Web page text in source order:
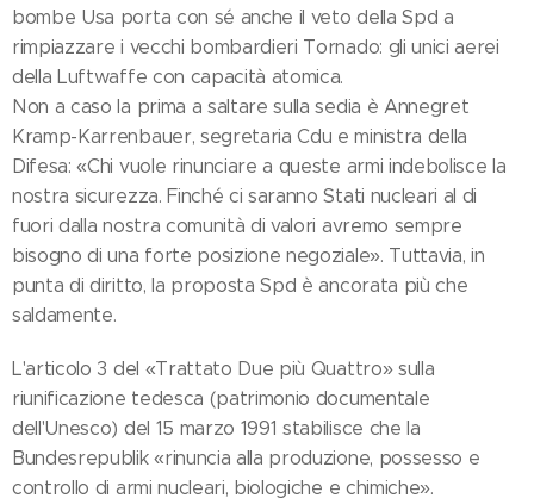
bombe Usa porta con sé anche il veto della Spd a
rimpiazzare i vecchi bombardieri Tornado: gli unici aerei
della Luftwaffe con capacità atomica.
Non a caso la prima a saltare sulla sedia è Annegret
Kramp-Karrenbauer, segretaria Cdu e ministra della
Difesa: «Chi vuole rinunciare a queste armi indebolisce la
nostra sicurezza. Finché ci saranno Stati nucleari al di
fuori dalla nostra comunità di valori avremo sempre
bisogno di una forte posizione negoziale». Tuttavia, in
punta di diritto, la proposta Spd è ancorata più che
saldamente.
L'articolo 3 del «Trattato Due più Quattro» sulla
riunificazione tedesca (patrimonio documentale
dell'Unesco) del 15 marzo 1991 stabilisce che la
Bundesrepublik «rinuncia alla produzione, possesso e
controllo di armi nucleari, biologiche e chimiche».